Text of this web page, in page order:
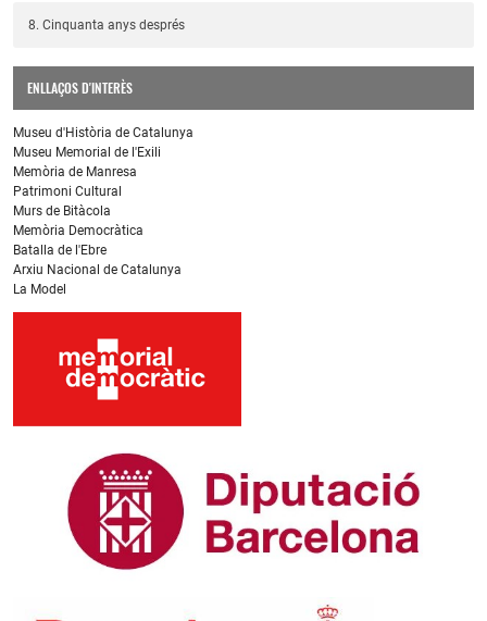
8. Cinquanta anys després
ENLLAÇOS D'INTERÈS
Museu d'Història de Catalunya
Museu Memorial de l'Exili
Memòria de Manresa
Patrimoni Cultural
Murs de Bitàcola
Memòria Democràtica
Batalla de l'Ebre
Arxiu Nacional de Catalunya
La Model